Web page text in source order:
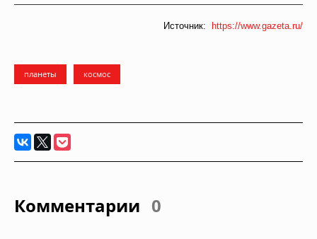
Источник: https://www.gazeta.ru/
планеты космос
Комментарии 0